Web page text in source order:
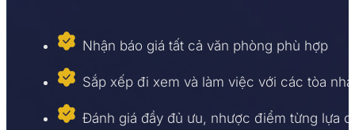
Nhận báo giá tất cả văn phòng phù hợp
Sắp xếp đi xem và làm việc với các tòa nhà
Đánh giá đầy đủ ưu, nhược điểm từng lựa